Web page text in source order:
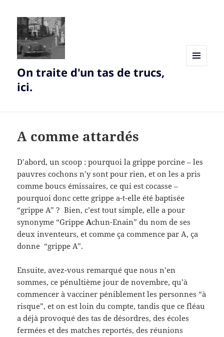
On traite d'un tas de trucs,
ici.
A comme attardés
D’abord, un scoop : pourquoi la grippe porcine – les
pauvres cochons n’y sont pour rien, et on les a pris
comme boucs émissaires, ce qui est cocasse –
pourquoi donc cette grippe a-t-elle été baptisée
“grippe A” ? Bien, c’est tout simple, elle a pour
synonyme “GrippeAchun-Enain” du nom de ses
deux inventeurs, et comme ça commence par A, ça
donne “grippe A”.
Ensuite, avez-vous remarqué que nous n’en
sommes, ce pénultième jour de novembre, qu’à
commencer à vacciner péniblement les personnes “à
risque”, et on est loin du compte, tandis que ce fléau
a déjà provoqué des tas de désordres, des écoles
fermées et des matches reportés, des réunions